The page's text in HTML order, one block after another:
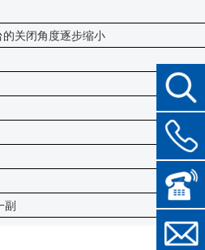
关闭角度逐步缩小
副